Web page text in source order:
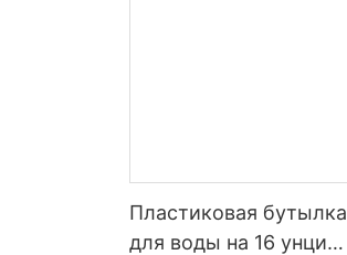
Пластиковая бутылка
для воды на 16 унций,